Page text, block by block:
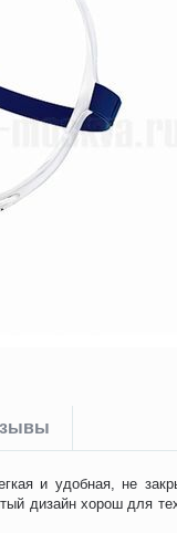
и удобная, не
дизайн хорош для